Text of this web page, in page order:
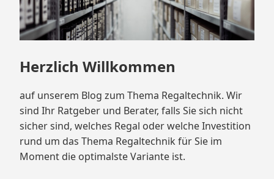
Herzlich Willkommen
auf unserem Blog zum Thema Regaltechnik. Wir
sind Ihr Ratgeber und Berater, falls Sie sich nicht
sicher sind, welches Regal oder welche Investition
rund um das Thema Regaltechnik für Sie im
Moment die optimalste Variante ist.